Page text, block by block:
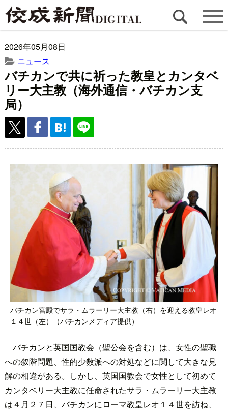
2026年05月08日
ニュース
バチカンで共に祈った教皇とカンタベ
リー大主教（海外通信・バチカン支
局）
バチカン宮殿でサラ・ムラーリー大主教（右）を迎える教皇レオ
１４世（左）（バチカンメディア提供）
バチカンと英国国教会（聖公会を含む）は、女性の聖職
への叙階問題、性的少数派への対処などに関して大きな見
解の相違がある。しかし、英国国教会で女性として初めて
カンタベリー大主教に任命されたサラ・ムラーリー大主教
は４月２７日、バチカンにローマ教皇レオ１４世を訪ね、